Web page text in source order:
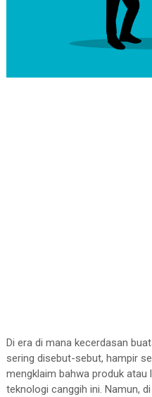
Di era di mana kecerdasan
sering disebut-sebut, hampir
mengklaim bahwa produk atau
teknologi canggih ini. Namun,